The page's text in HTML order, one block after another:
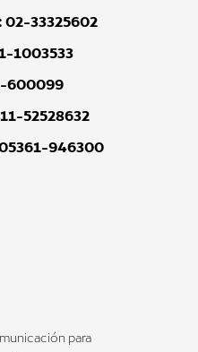
02-33325602
1003533
600099
52528632
946300
para